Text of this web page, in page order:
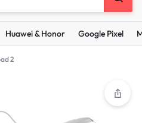
Huawei & Honor Google Pixel
2